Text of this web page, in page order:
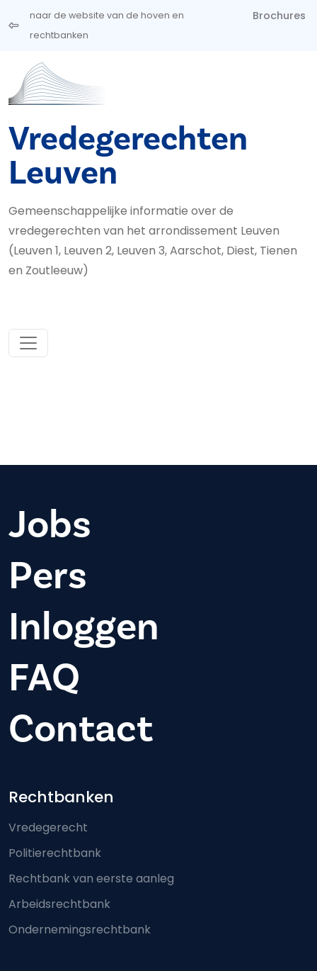
Overslaan en naar de inhoud gaan
naar de website van de hoven en
rechtbanken
Brochures
Vredegerechten
Leuven
Gemeenschappelijke informatie over de
vredegerechten van het arrondissement Leuven
(Leuven 1, Leuven 2, Leuven 3, Aarschot, Diest, Tienen
en Zoutleeuw)
Jobs
Pers
Inloggen
FAQ
Contact
Footer-menu
Rechtbanken
Vredegerecht
Politierechtbank
Rechtbank van eerste aanleg
Arbeidsrechtbank
Ondernemingsrechtbank